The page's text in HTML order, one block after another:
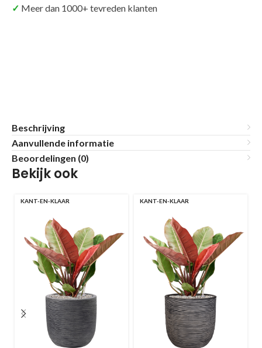
Meer dan 1000+ tevreden klanten
Beschrijving
Aanvullende informatie
Beoordelingen (0)
Bekijk ook
KANT-EN-KLAAR KANT-EN-KLAAR